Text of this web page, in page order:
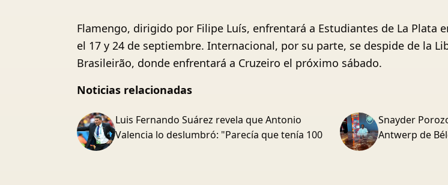
Flamengo, dirigido por Filipe Luís, enfrentará a Estudiantes de La
el 17 y 24 de septiembre. Internacional, por su parte, se despide de la
Brasileirão, donde enfrentará a Cruzeiro el próximo sábado.
Noticias relacionadas
Luis Fernando Suárez revela que Antonio
Valencia lo deslumbró: "Parecía que tenía 100
Snayder
Antwerp de